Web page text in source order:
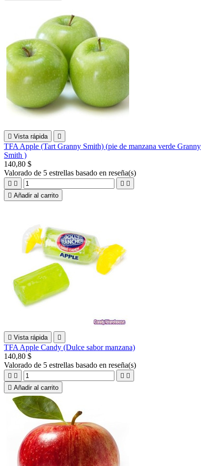
 Vista rápida 
TFA Apple (Tart Granny Smith) (pie de manzana verde Granny
Smith )
140,80 $
Valorado de 5 estrellas basado en reseña(s)
   
 Añadir al carrito
 Vista rápida 
TFA Apple Candy (Dulce sabor manzana)
140,80 $
Valorado de 5 estrellas basado en reseña(s)
   
 Añadir al carrito